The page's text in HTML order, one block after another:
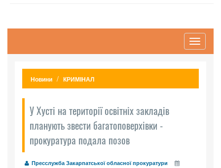
Toggle
Новини КРИМІНАЛ
У Хусті на території освітніх закладів
планують звести багатоповерхівки -
прокуратура подала позов
Пресслужба Закарпатської обласної прокуратури